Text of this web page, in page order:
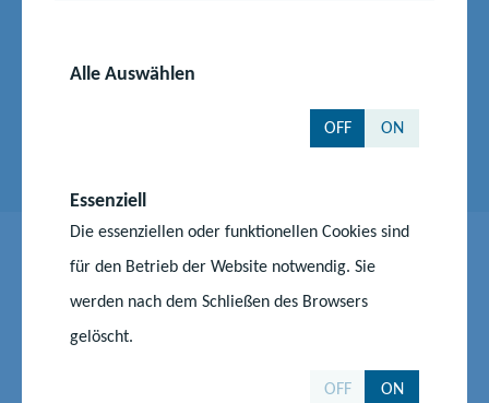
Alle Auswählen
OFF ON
Essenziell
Die essenziellen oder funktionellen Cookies sind
für den Betrieb der Website notwendig. Sie
werden nach dem Schließen des Browsers
gelöscht.
OFF ON
Telefon:0385 588 17682
Seiteneinstieg
Für Fachkräfte, die im Seiteneinstieg den Weg in den
Lehrberuf suchen, bieten wir zwei auf einander aufbauende